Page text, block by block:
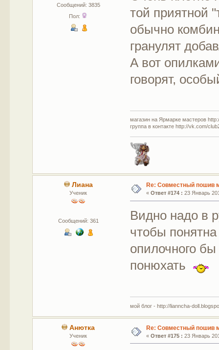
Сообщений: 3835
Пол:
той приятной
обычно
гранулят
А вот
говорят,
магазин на Ярмарке мастеров
группа в контакте http://vk.com/
Лиана
Ученик
Сообщений: 361
Re: Совместный пошив
« Ответ #174 : 23 Январь
Видно надо в
чтобы
опилочного
понюхать
мой блог - http://lianncha-
Анютка
Ученик
Re: Совместный пошив
« Ответ #175 : 23 Январь